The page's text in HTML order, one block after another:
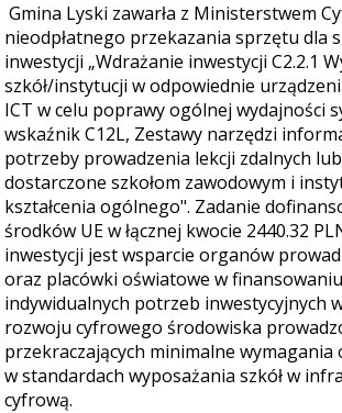
Gmina Lyski zawarła z Ministerstwem
nieodpłatnego przekazania sprzętu dla
inwestycji „Wdrażanie inwestycji C2.2.1
szkół/instytucji w odpowiednie
ICT w celu poprawy ogólnej wydajności
wskaźnik C12L, Zestawy narzędzi
potrzeby prowadzenia lekcji zdalnych
dostarczone szkołom zawodowym i
kształcenia ogólnego". Zadanie
środków UE w łącznej kwocie 2440.32
inwestycji jest wsparcie organów
oraz placówki oświatowe w
indywidualnych potrzeb inwestycyjnych
rozwoju cyfrowego środowiska
przekraczających minimalne wymagania
w standardach wyposażania szkół w
cyfrową.